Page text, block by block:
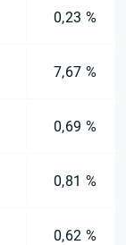
0,23 %
7,67 %
0,69 %
0,81 %
0,62 %